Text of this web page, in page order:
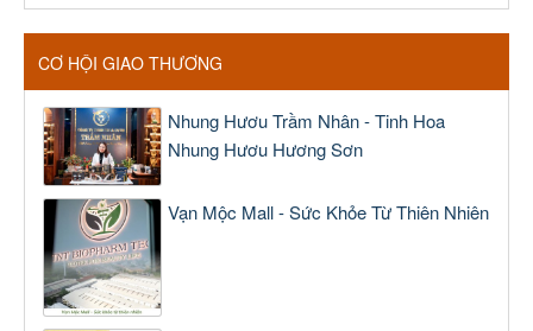
CƠ HỘI GIAO THƯƠNG
Nhung Hươu Trầm Nhân - Tinh Hoa
Nhung Hươu Hương Sơn
Vạn Mộc Mall - Sức Khỏe Từ Thiên Nhiên